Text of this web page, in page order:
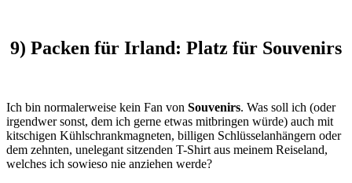
9) Packen für Irland: Platz für Souvenirs
Ich bin normalerweise kein Fan von Souvenirs. Was soll ich (oder
irgendwer sonst, dem ich gerne etwas mitbringen würde) auch mit
kitschigen Kühlschrankmagneten, billigen Schlüsselanhängern oder
dem zehnten, unelegant sitzenden T-Shirt aus meinem Reiseland,
welches ich sowieso nie anziehen werde?